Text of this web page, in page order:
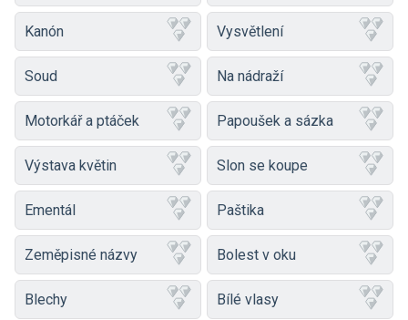
Kanón Vysvětlení
Soud Na nádraží
Motorkář a ptáček Papoušek a sázka
Výstava květin Slon se koupe
Ementál Paštika
Zeměpisné názvy Bolest v oku
Blechy Bílé vlasy